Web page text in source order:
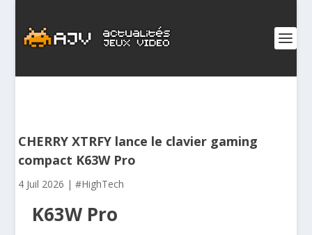
CHERRY XTRFY lance le clavier gaming
compact K63W Pro
4 Juil 2026 |#HighTech
K63W Pro